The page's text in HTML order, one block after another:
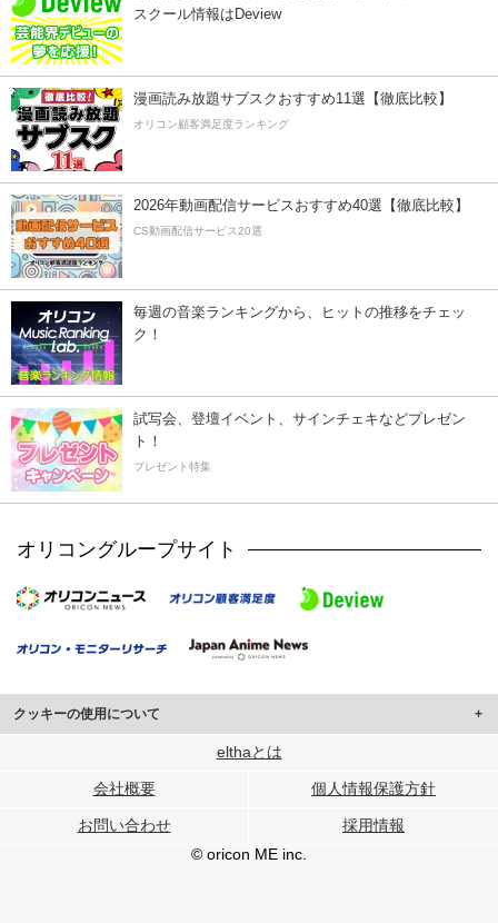
スクール情報はDeview
漫画読み放題サブスクおすすめ11選【徹底比較】
オリコン顧客満足度ランキング
2026年動画配信サービスおすすめ40選【徹底比較】
CS動画配信サービス20選
毎週の音楽ランキングから、ヒットの推移をチェッ
ク！
試写会、登壇イベント、サインチェキなどプレゼン
ト！
プレゼント特集
オリコングループサイト
クッキーの使用について
このサイトでは Cookie を使用して、ユーザーに合わせたコンテンツや広告の
行っています。
メディアや広告配信、データ解析の各パートナーに提供しています。
各パートナーは、この情報とユーザーが各パートナーに提供した他の情報や、
ユーザーが各パートナーのサービスを使用したときに収集した他の情報を組み
elthaとは
会社概要 個人情報保護方針
お問い合わせ
採用情報
© oricon ME inc.